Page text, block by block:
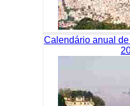
Calendário anual